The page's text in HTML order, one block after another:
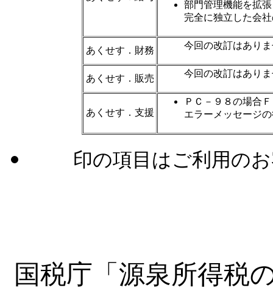
部門管理機能を拡張
完全に独立した会
あくせす．財務 今回の改訂はあり
あくせす．販売 今回の改訂はあり
あくせす．支援
ＰＣ－９８の場合
エラーメッセージ
印の項目はご利用の
国税庁「源泉所得税